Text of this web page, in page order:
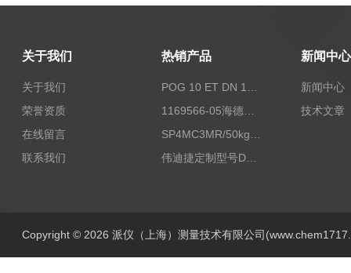
关于我们
关于我们
荣誉资质
在线留言
联系我们
热销产品
1169566-05海德汉西门子编码器现货
伟迪捷定制型号DHM506-5000-002
新闻中心
新闻中心
技术文章
Copyright © 2026 派仪（上海）测量技术有限公司